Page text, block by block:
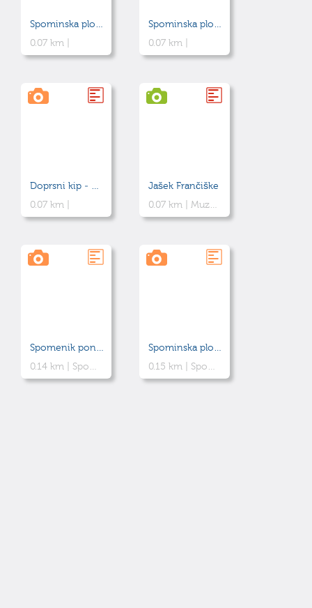
Spominska plošča padlim rudarjem - Jašek Borba
0.07 km |
Spominska plošča ob jašku Frančiške
0.07 km |
Doprsni kip - Niko Pirnat
0.07 km |
Jašek Frančiške
0.07 km |Muzej rudniške tehnične dediščine
Spomenik ponesrečenim rudarjem
0.14 km | Spomenik v obliki obeliska na nesrečo v rudniku, ki se je zgodila leta 1846.
Spominska plošča - Rožna ulica
0.15 km | Spominska plošča za žrtvi druge svetovne vojne